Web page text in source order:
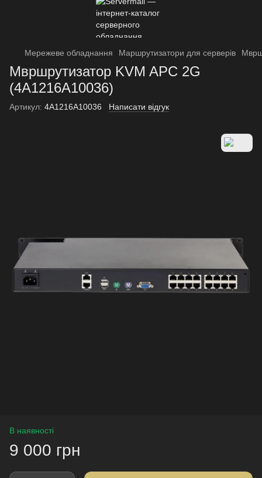
Мережеве обладнання Маршрутизатори для серверів
Мвршрутизатор KVM APC 2G
(4A1216A10036)
Артикул: 4A1216A10036 Написати відгук
В наявності
9 000 грн